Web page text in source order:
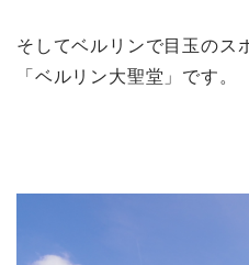
そしてベルリンで目玉のス
「ベルリン大聖堂」です。